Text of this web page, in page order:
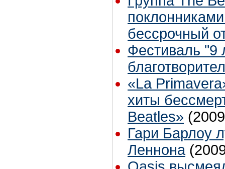
бессрочный
Фестиваль "9
«La
хиты
Beatles»
Гари Барлоу
Леннона